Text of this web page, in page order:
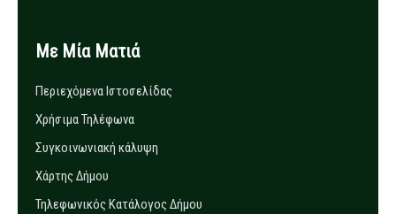
Με Μία Ματιά
Περιεχόμενα Ιστοσελίδας
Χρήσιμα Τηλέφωνα
Συγκοινωνιακή κάλυψη
Χάρτης Δήμου
Τηλεφωνικός Κατάλογος Δήμου